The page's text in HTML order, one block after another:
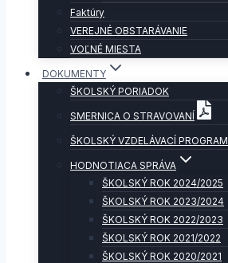
Faktúry
VEREJNÉ OBSTARÁVANIE
VOĽNÉ MIESTA
DOKUMENTY
ŠKOLSKÝ PORIADOK
SMERNICA O STRAVOVANÍ
ŠKOLSKÝ VZDELÁVACÍ PROGRAM
HODNOTIACA SPRÁVA
ŠKOLSKÝ ROK 2024/2025
ŠKOLSKÝ ROK 2023/2024
ŠKOLSKÝ ROK 2022/2023
ŠKOLSKÝ ROK 2021/2022
ŠKOLSKÝ ROK 2020/2021